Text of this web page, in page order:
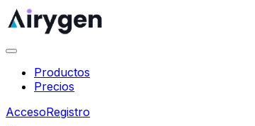
Productos
Precios
AccesoRegistro